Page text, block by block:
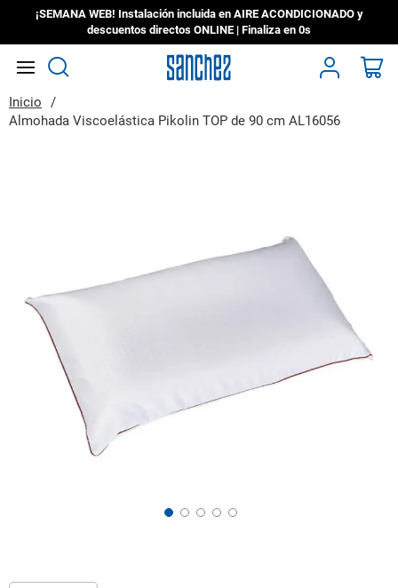
¡SEMANA WEB! Instalación incluida en AIRE ACONDICIONADO y
descuentos directos ONLINE | Finaliza en 0s
Inicio
Almohada Viscoelástica Pikolin TOP de 90 cm AL16056
al